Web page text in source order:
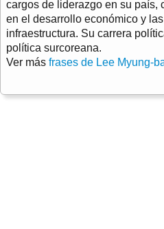
cargos de liderazgo en su país,
en el desarrollo económico y
infraestructura. Su carrera
política surcoreana.
Ver más frases de Lee Myung-